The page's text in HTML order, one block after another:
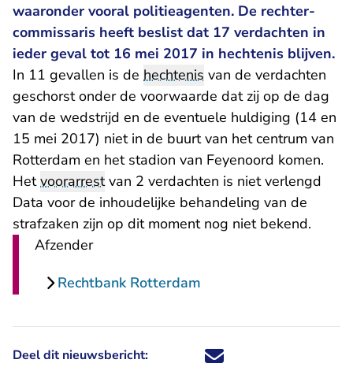
waaronder vooral politieagenten. De rechter-
commissaris heeft beslist dat 17 verdachten in
ieder geval tot 16 mei 2017 in hechtenis blijven.
In 11 gevallen is de hechtenis van de verdachten
geschorst onder de voorwaarde dat zij op de dag
van de wedstrijd en de eventuele huldiging (14 en
15 mei 2017) niet in de buurt van het centrum van
Rotterdam en het stadion van Feyenoord komen.
Hetvoorarrestvan 2 verdachten is niet verlengd
Data voor de inhoudelijke behandeling van de
strafzaken zijn op dit moment nog niet bekend.
Afzender
Rechtbank Rotterdam
Deel dit nieuwsbericht: Deel dit nieuwsbericht via X -
Deel dit nieuwsbericht via
Deel dit nieuwsbericht
Deel dit